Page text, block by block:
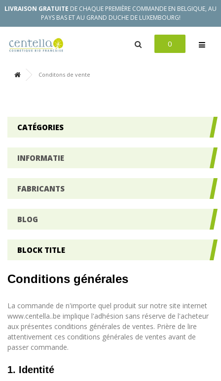
LIVRAISON GRATUITE DE CHAQUE PREMIÈRE COMMANDE EN BELGIQUE, AU
PAYS BAS ET AU GRAND DUCHE DE LUXEMBOURG!
0
Conditons de vente
CATÉGORIES
INFORMATIE
FABRICANTS
BLOG
BLOCK TITLE
Conditions générales
La commande de n'importe quel produit sur notre site internet
www.centella..be implique l'adhésion sans réserve de l'acheteur
aux présentes conditions générales de ventes. Prière de lire
attentivement ces conditions générales de ventes avant de
passer commande.
1. Identité